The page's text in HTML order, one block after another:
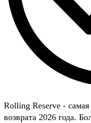
Rolling Reserve -
возврата 2026 года.